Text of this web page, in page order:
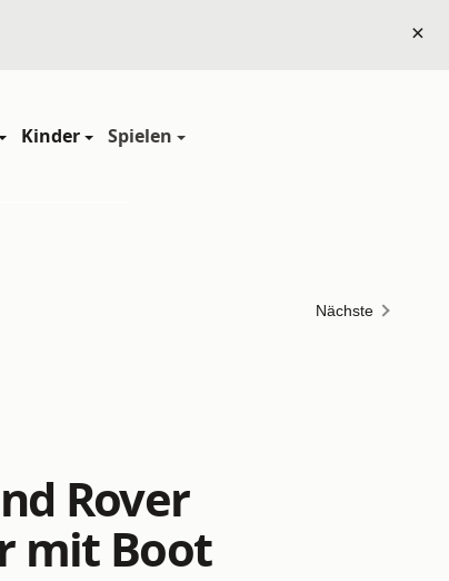
×
Kinder Spielen
Nächste
Rover
mit Boot